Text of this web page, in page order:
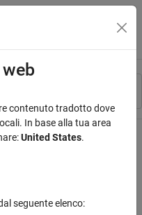
di navigazione
contenuto tradotto dove
In base alla tua area
United States.
seguente elenco: